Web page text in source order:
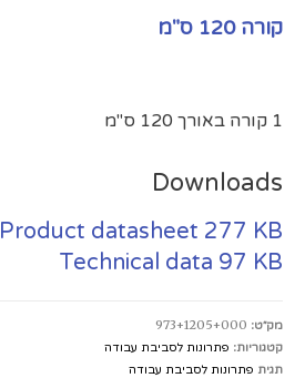
קורה 120 ס"מ
1 קורה באורך 120 ס"מ
Downloads
Product datasheet 277 KB
Technical data 97 KB
מק״ט: 973+1205+000
קטגוריות: פתרונות לסביבת עבודה
תגית פתרונות לסביבת עבודה